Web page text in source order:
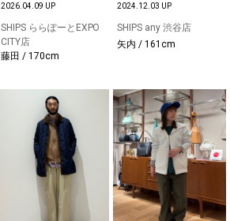
2026.04.09 UP
SHIPS ららぽーとEXPO
CITY店
藤田 / 170cm
2024.12.03 UP
SHIPS any 渋谷店
矢内 / 161cm